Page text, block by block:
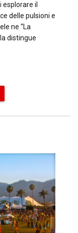
esplorare il
delle pulsioni e
ne “La
distingue